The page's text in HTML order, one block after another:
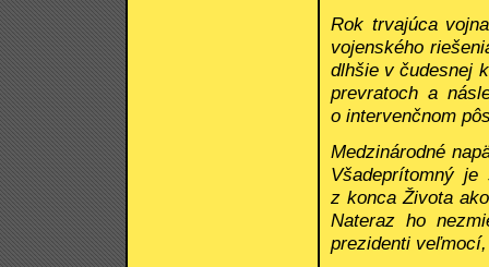
Rok trvajúca
vojenského
dlhšie v čudesnej
prevratoch a
o intervenčnom
Medzinárodné
Všadeprítomný
z konca Života
Nateraz ho
prezidenti